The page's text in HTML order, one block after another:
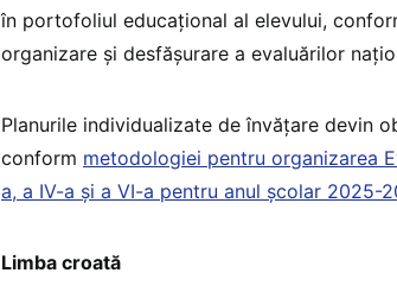
în portofoliul educațional al elevului,
organizare și desfășurare a evaluărilor
Planurile individualizate de învățare devin
conform metodologiei pentru organizarea
a, a IV-a și a VI-a pentru anul școlar 2025-
Limba croată